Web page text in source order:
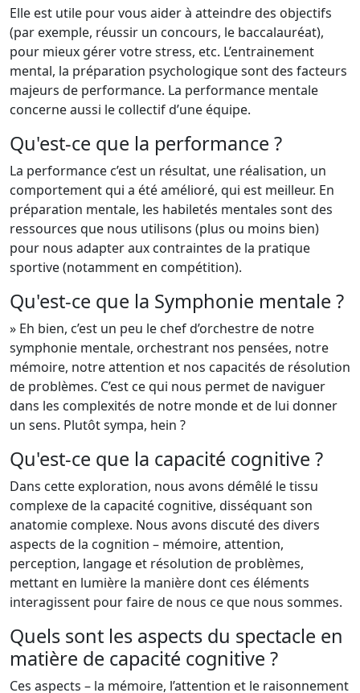
Elle est utile pour vous aider à atteindre des objectifs
(par exemple, réussir un concours, le baccalauréat),
pour mieux gérer votre stress, etc. L’entrainement
mental, la préparation psychologique sont des facteurs
majeurs de performance. La performance mentale
concerne aussi le collectif d’une équipe.
Qu'est-ce que la performance ?
La performance c’est un résultat, une réalisation, un
comportement qui a été amélioré, qui est meilleur. En
préparation mentale, les habiletés mentales sont des
ressources que nous utilisons (plus ou moins bien)
pour nous adapter aux contraintes de la pratique
sportive (notamment en compétition).
Qu'est-ce que la Symphonie mentale ?
» Eh bien, c’est un peu le chef d’orchestre de notre
symphonie mentale, orchestrant nos pensées, notre
mémoire, notre attention et nos capacités de résolution
de problèmes. C’est ce qui nous permet de naviguer
dans les complexités de notre monde et de lui donner
un sens. Plutôt sympa, hein ?
Qu'est-ce que la capacité cognitive ?
Dans cette exploration, nous avons démêlé le tissu
complexe de la capacité cognitive, disséquant son
anatomie complexe. Nous avons discuté des divers
aspects de la cognition – mémoire, attention,
perception, langage et résolution de problèmes,
mettant en lumière la manière dont ces éléments
interagissent pour faire de nous ce que nous sommes.
Quels sont les aspects du spectacle en
matière de capacité cognitive ?
Ces aspects – la mémoire, l’attention et le raisonnement